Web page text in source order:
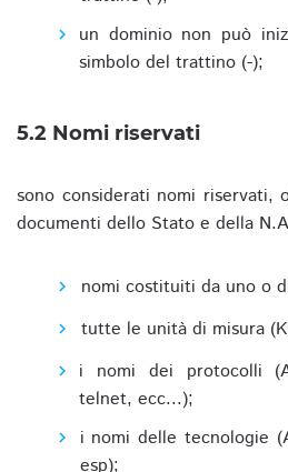
un dominio non può
simbolo del trattino (-);
5.2 Nomi riservati
sono considerati nomi riservati,
documenti dello Stato e della
nomi costituiti da uno o
tutte le unità di misura
i nomi dei protocolli
telnet, ecc...);
i nomi delle tecnologie
esp);